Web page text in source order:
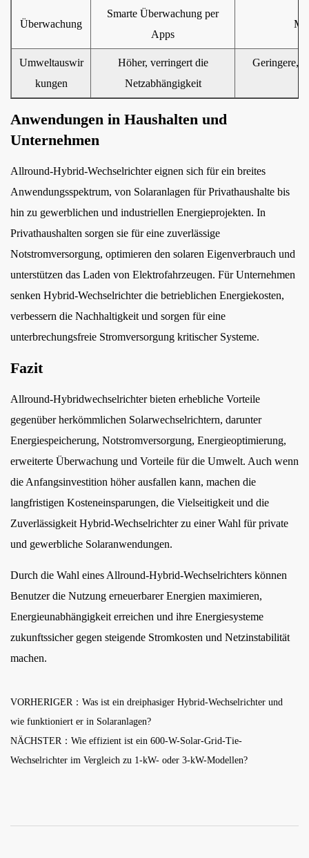
Überwachung
Smarte Überwachung per
Apps
Umweltauswir
kungen
Höher, verringert die
Netzabhängigkeit
Geringere,
Anwendungen in Haushalten und
Unternehmen
Allround-Hybrid-Wechselrichter eignen sich für ein breites
Anwendungsspektrum, von Solaranlagen für Privathaushalte bis
hin zu gewerblichen und industriellen Energieprojekten. In
Privathaushalten sorgen sie für eine zuverlässige
Notstromversorgung, optimieren den solaren Eigenverbrauch und
unterstützen das Laden von Elektrofahrzeugen. Für Unternehmen
senken Hybrid-Wechselrichter die betrieblichen Energiekosten,
verbessern die Nachhaltigkeit und sorgen für eine
unterbrechungsfreie Stromversorgung kritischer Systeme.
Fazit
Allround-Hybridwechselrichter bieten erhebliche Vorteile
gegenüber herkömmlichen Solarwechselrichtern, darunter
Energiespeicherung, Notstromversorgung, Energieoptimierung,
erweiterte Überwachung und Vorteile für die Umwelt. Auch wenn
die Anfangsinvestition höher ausfallen kann, machen die
langfristigen Kosteneinsparungen, die Vielseitigkeit und die
Zuverlässigkeit Hybrid-Wechselrichter zu einer Wahl für private
und gewerbliche Solaranwendungen.
Durch die Wahl eines Allround-Hybrid-Wechselrichters können
Benutzer die Nutzung erneuerbarer Energien maximieren,
Energieunabhängigkeit erreichen und ihre Energiesysteme
zukunftssicher gegen steigende Stromkosten und Netzinstabilität
machen.
VORHERIGER：Was ist ein dreiphasiger Hybrid-Wechselrichter und
wie funktioniert er in Solaranlagen?
NÄCHSTER：Wie effizient ist ein 600-W-Solar-Grid-Tie-
Wechselrichter im Vergleich zu 1-kW- oder 3-kW-Modellen?